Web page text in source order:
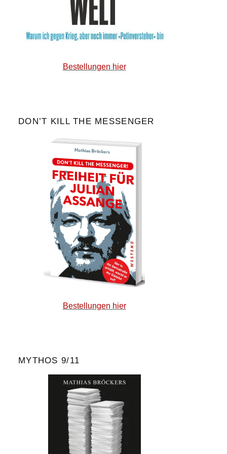
Bestellungen hier
DON’T KILL THE MESSENGER
Bestellungen hier
MYTHOS 9/11